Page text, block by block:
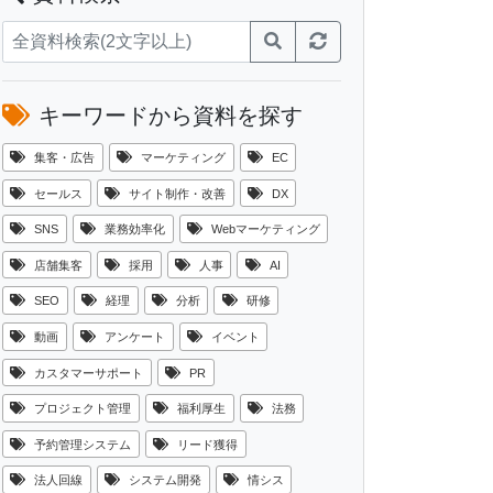
キーワードから資料を探す
集客・広告 マーケティング EC
セールス サイト制作・改善 DX
SNS 業務効率化 Webマーケティング
店舗集客 採用 人事 AI
SEO 経理 分析 研修
動画 アンケート イベント
カスタマーサポート PR
プロジェクト管理 福利厚生 法務
予約管理システム リード獲得
法人回線 システム開発 情シス